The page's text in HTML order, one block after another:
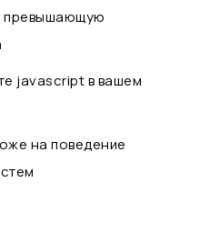
превышающую
javascript в вашем
на поведение